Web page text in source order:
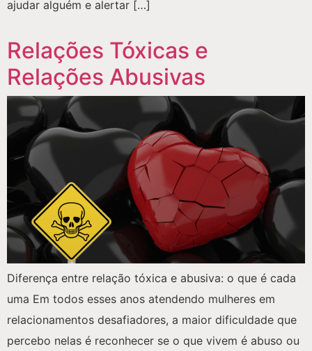
ajudar alguém e alertar […]
Relações Tóxicas e
Relações Abusivas
Diferença entre relação tóxica e abusiva: o que é cada
uma Em todos esses anos atendendo mulheres em
relacionamentos desafiadores, a maior dificuldade que
percebo nelas é reconhecer se o que vivem é abuso ou